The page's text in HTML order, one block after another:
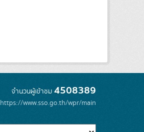
จำนวนผู้เข้าชม 4508389
https://www.sso.go.th/wpr/main